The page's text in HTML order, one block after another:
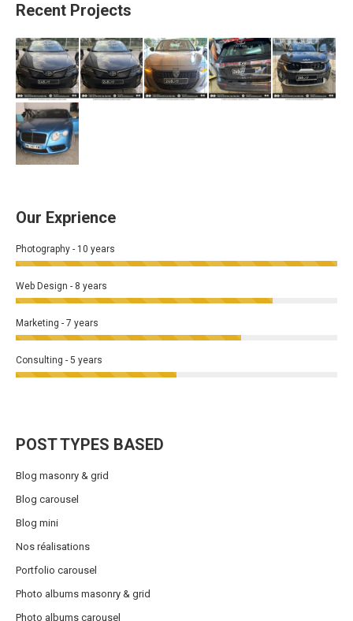
Recent Projects
Our Exprience
Photography - 10 years
Web Design - 8 years
Marketing - 7 years
Consulting - 5 years
POST TYPES BASED
Blog masonry & grid
Blog carousel
Blog mini
Nos réalisations
Portfolio carousel
Photo albums masonry & grid
Photo albums carousel